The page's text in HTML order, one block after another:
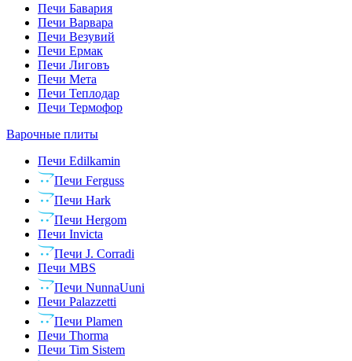
Печи Бавария
Печи Варвара
Печи Везувий
Печи Ермак
Печи Лиговъ
Печи Мета
Печи Теплодар
Печи Термофор
Варочные плиты
Печи Edilkamin
Печи Ferguss
Печи Hark
Печи Hergom
Печи Invicta
Печи J. Corradi
Печи MBS
Печи NunnaUuni
Печи Palazzetti
Печи Plamen
Печи Thorma
Печи Tim Sistem